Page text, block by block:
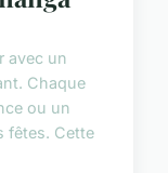
avec un
Chaque
ou un
fêtes. Cette